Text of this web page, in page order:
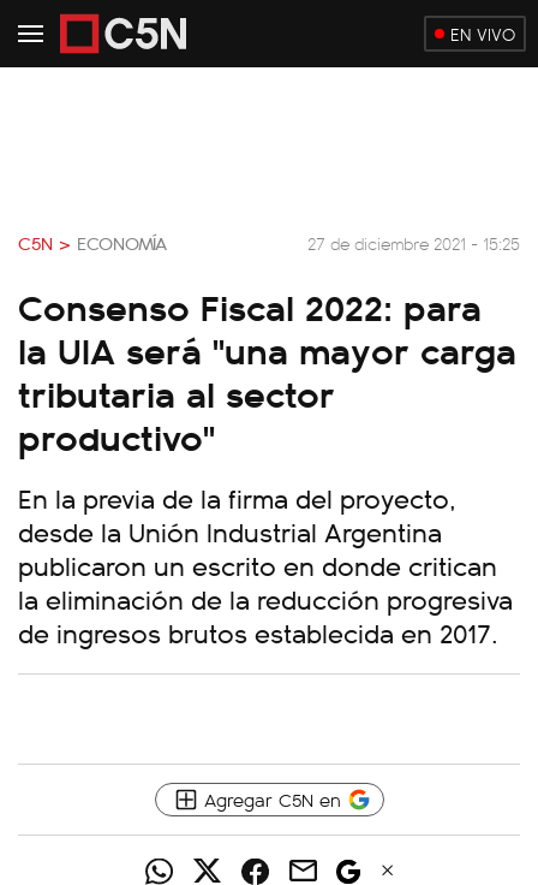
EN VIVO
C5N > ECONOMÍA 27 de diciembre 2021 - 15:25
Consenso Fiscal 2022: para
la UIA será "una mayor carga
tributaria al sector
productivo"
En la previa de la firma del proyecto,
desde la Unión Industrial Argentina
publicaron un escrito en donde critican
la eliminación de la reducción progresiva
de ingresos brutos establecida en 2017.
Agregar C5N en